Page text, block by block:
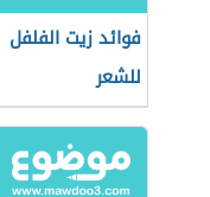
فوائد زيت الفلفل
للشعر